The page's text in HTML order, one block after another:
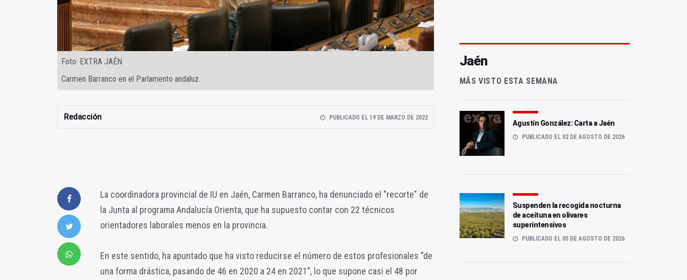
Foto: EXTRA JAÉN
Carmen Barranco en el Parlamento andaluz.
Redacción PUBLICADO EL 19 DE MARZO DE 2022
La coordinadora provincial de IU en Jaén, Carmen Barranco, ha denunciado el "recorte" de
la Junta al programa Andalucía Orienta, que ha supuesto contar con 22 técnicos
orientadores laborales menos en la provincia.
En este sentido, ha apuntado que ha visto reducirse el número de estos profesionales "de
una forma drástica, pasando de 46 en 2020 a 24 en 2021", lo que supone casi el 48 por
Jaén
MÁS VISTO ESTA SEMANA
Agustín González: Carta a Jaén
PUBLICADO EL 02 DE AGOSTO DE 2026
Suspenden la recogida nocturna
de aceituna en olivares
superintensivos
PUBLICADO EL 05 DE AGOSTO DE 2026